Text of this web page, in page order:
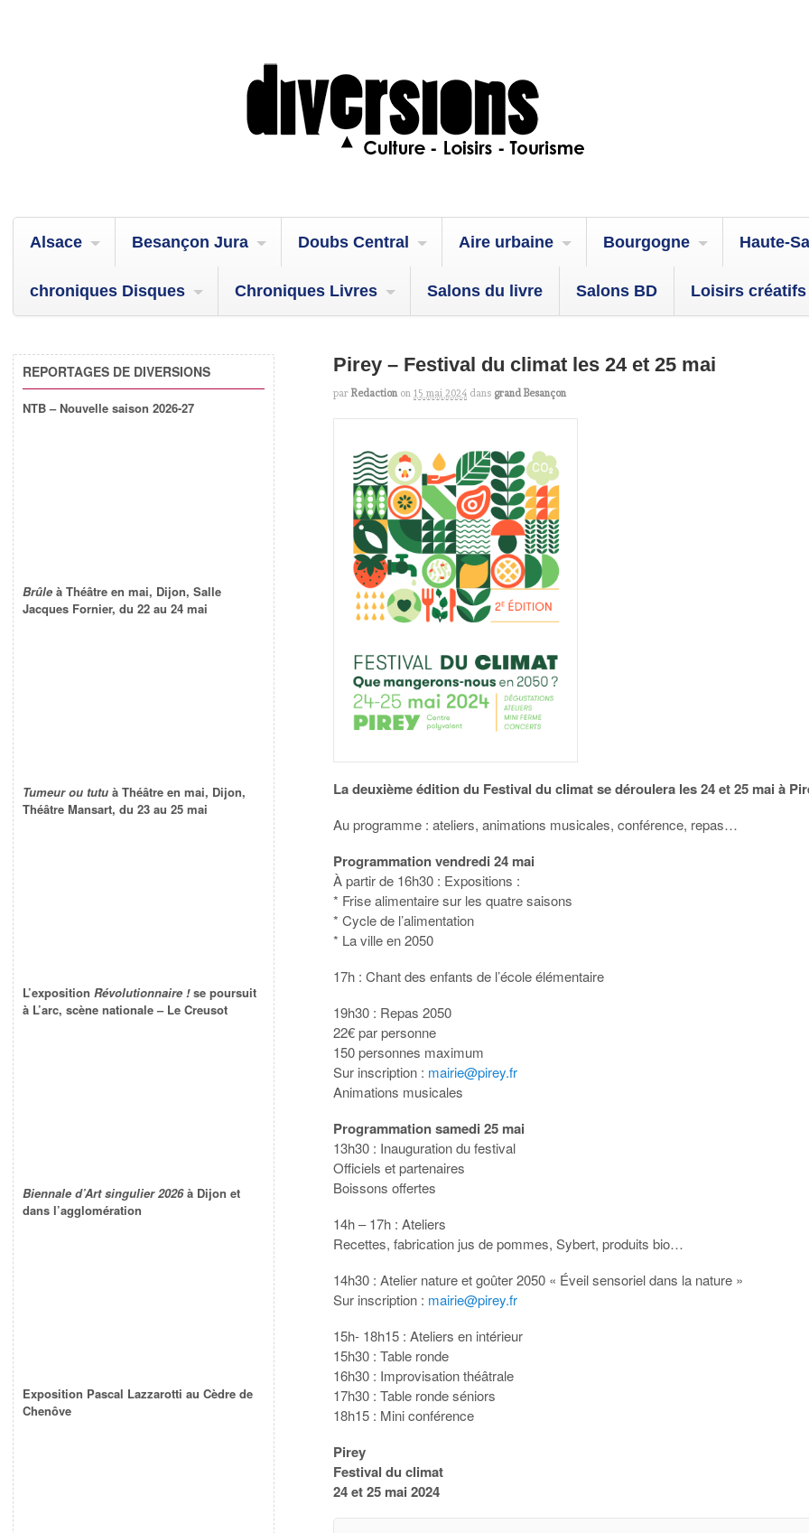
Alsace Besançon Jura Doubs Central Aire urbaine Bourgogne Haute-
chroniques Disques Chroniques Livres Salons du livre Salons BD Loisirs créatifs
Pirey – Festival du climat les 24 et 25 mai
par Redaction on 15 mai 2024 dans grand Besançon
La deuxième édition du Festival du climat se déroulera les 24 et 25 mai à
Au programme : ateliers, animations musicales, conférence, repas…
Programmation vendredi 24 mai
À partir de 16h30 : Expositions :
* Frise alimentaire sur les quatre saisons
* Cycle de l’alimentation
* La ville en 2050
17h : Chant des enfants de l’école élémentaire
19h30 : Repas 2050
22€ par personne
150 personnes maximum
Sur inscription : mairie@pirey.fr
Animations musicales
Programmation samedi 25 mai
13h30 : Inauguration du festival
Officiels et partenaires
Boissons offertes
14h – 17h : Ateliers
Recettes, fabrication jus de pommes, Sybert, produits bio…
14h30 : Atelier nature et goûter 2050 « Éveil sensoriel dans la nature »
Sur inscription : mairie@pirey.fr
15h- 18h15 : Ateliers en intérieur
15h30 : Table ronde
16h30 : Improvisation théâtrale
17h30 : Table ronde séniors
18h15 : Mini conférence
Pirey
Festival du climat
24 et 25 mai 2024
REPORTAGES DE DIVERSIONS
NTB – Nouvelle saison 2026-27
Brûle à Théâtre en mai, Dijon, Salle
Jacques Fornier, du 22 au 24 mai
Tumeur ou tutu à Théâtre en mai, Dijon,
Théâtre Mansart, du 23 au 25 mai
L’exposition Révolutionnaire !se poursuit
à L’arc, scène nationale – Le Creusot
Biennale d’Art singulier 2026à Dijon et
dans l’agglomération
Exposition Pascal Lazzarotti au Cèdre de
Chenôve